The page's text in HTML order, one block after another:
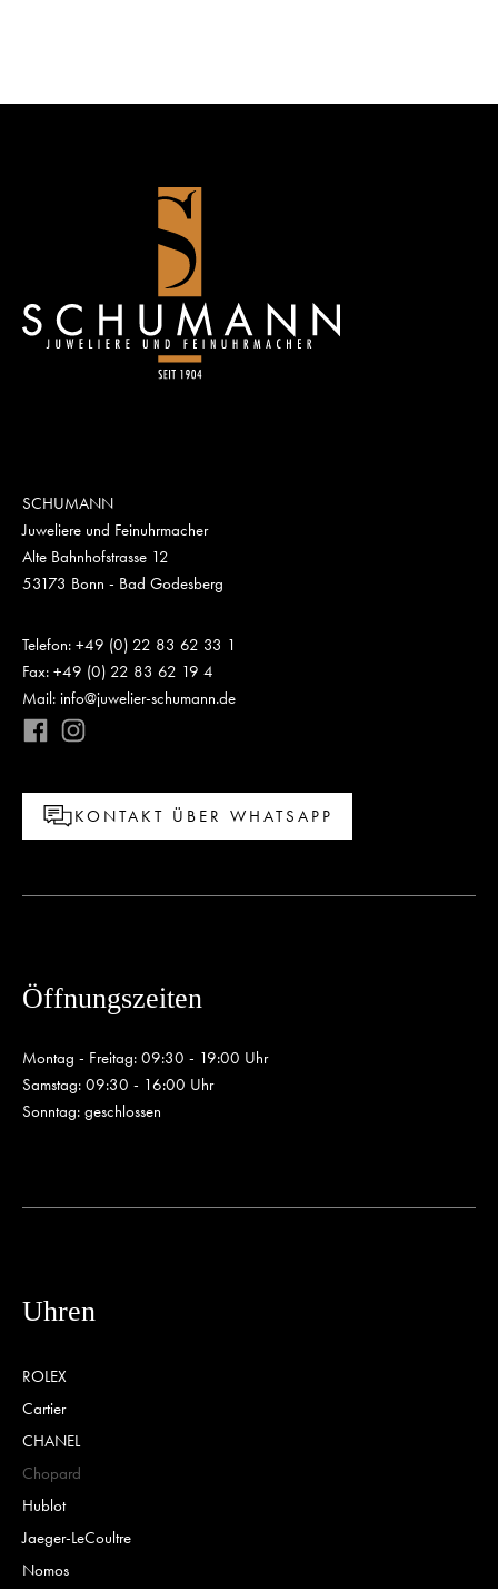
SCHUMANN
Juweliere und Feinuhrmacher
Alte Bahnhofstrasse 12
53173 Bonn - Bad Godesberg
Telefon: +49 (0) 22 83 62 33 1
Fax: +49 (0) 22 83 62 19 4
Mail: info@juwelier-schumann.de
KONTAKT ÜBER WHATSAPP
Öffnungszeiten
Montag - Freitag: 09:30 - 19:00 Uhr
Samstag: 09:30 - 16:00 Uhr
Sonntag: geschlossen
Uhren
ROLEX
Cartier
CHANEL
Chopard
Hublot
Jaeger-LeCoultre
Nomos